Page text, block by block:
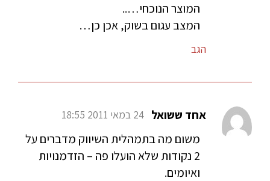
המוצר הנוכחי…..
המצב עגום בשוק, אכן כן…
הגב
אחד ששואל 24 במאי 2011 18:55
משום מה בתמהלית השיווק מדברים על
2 נקודות שלא הועלו פה – הזדמנויות
ואיומים.